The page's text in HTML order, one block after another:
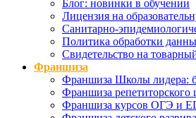
Блог: новинки в обучении
Лицензия на
Санитарно-
Политика обработки
Свидетельство на
Франшиза
Франшиза Школы лидера:
Франшиза репетиторского
Франшиза курсов ОГЭ и